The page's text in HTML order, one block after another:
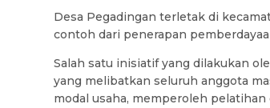
Desa Pegadingan terletak di
contoh dari penerapan
Salah satu inisiatif yang dilakukan
yang melibatkan seluruh anggota
modal usaha, memperoleh